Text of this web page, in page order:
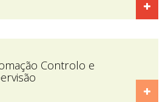
Controlo e